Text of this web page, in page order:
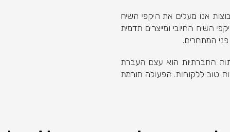
אנו מעלים את היקפי השיח
השיח החיובי ומייצרים תדמית
פני המתחרים.
החברתיות הוא עצם העברת
טוב ללקוחות. הפעולה תורמת